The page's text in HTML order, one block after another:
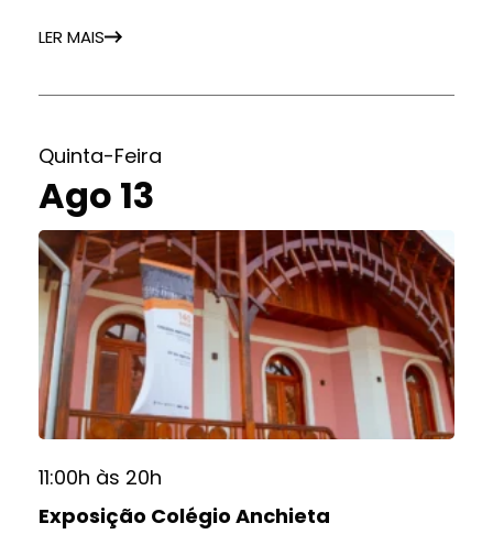
LER MAIS
Quinta-Feira
Ago 13
11:00h às 20h
Exposição Colégio Anchieta